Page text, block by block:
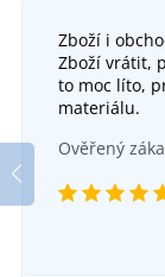
Zboží i
Zboží vrátit,
to moc líto,
materiálu.
Ověřený